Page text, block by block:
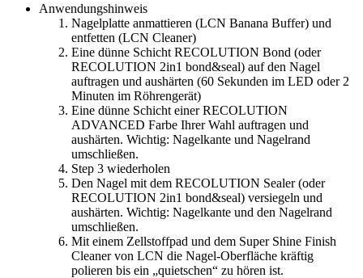
Anwendungshinweis
Nagelplatte anmattieren (LCN Banana Buffer) und
entfetten (LCN Cleaner)
Eine dünne Schicht RECOLUTION Bond (oder
RECOLUTION 2in1 bond&seal) auf den Nagel
auftragen und aushärten (60 Sekunden im LED oder 2
Minuten im Röhrengerät)
Eine dünne Schicht einer RECOLUTION
ADVANCED Farbe Ihrer Wahl auftragen und
aushärten. Wichtig: Nagelkante und Nagelrand
umschließen.
Step 3 wiederholen
Den Nagel mit dem RECOLUTION Sealer (oder
RECOLUTION 2in1 bond&seal) versiegeln und
aushärten. Wichtig: Nagelkante und den Nagelrand
umschließen.
Mit einem Zellstoffpad und dem Super Shine Finish
Cleaner von LCN die Nagel-Oberfläche kräftig
polieren bis ein „quietschen“ zu hören ist.